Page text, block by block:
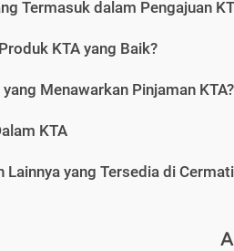
Termasuk dalam Pengajuan
KTA yang Baik?
Menawarkan Pinjaman KTA?
KTA
Lainnya yang Tersedia di Cermati